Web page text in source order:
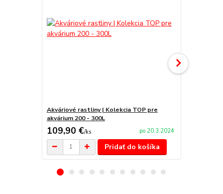
Akváriové rastliny | Kolekcia TOP pre
akvárium 200 - 300L
109,90 €/ks po 20.3.2024
Pridať do košíka